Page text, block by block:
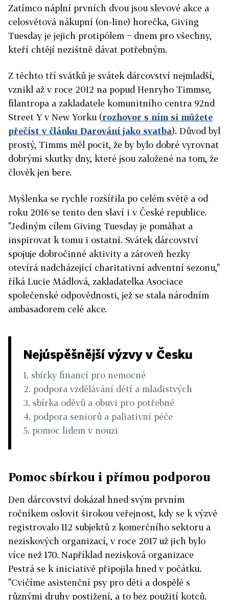
Zatímco náplní prvních dvou jsou slevové akce a
celosvětová nákupní (on-line) horečka, Giving
Tuesday je jejich protipólem − dnem pro všechny,
kteří chtějí nezištně dávat potřebným.
Z těchto tří svátků je svátek dárcovství nejmladší,
vznikl až v roce 2012 na popud Henryho Timmse,
filantropa a zakladatele komunitního centra 92nd
Street Y v New Yorku (rozhovor s ním si můžete
přečíst v článku Darování jako svatba). Důvod byl
prostý, Timms měl pocit, že by bylo dobré vyrovnat
dobrými skutky dny, které jsou založené na tom, že
člověk jen bere.
Myšlenka se rychle rozšířila po celém světě a od
roku 2016 se tento den slaví i v České republice.
"Jediným cílem Giving Tuesday je pomáhat a
inspirovat k tomu i ostatní. Svátek dárcovství
spojuje dobročinné aktivity a zároveň hezky
otevírá nadcházející charitativní adventní sezonu,"
říká Lucie Mádlová, zakladatelka Asociace
společenské odpovědnosti, jež se stala národním
ambasadorem celé akce.
Nejúspěšnější výzvy v Česku
1. sbírky financí pro nemocné
2. podpora vzdělávání dětí a mladistvých
3. sbírka oděvů a obuvi pro potřebné
4. podpora seniorů a paliativní péče
5. pomoc lidem v nouzi
Pomoc sbírkou i přímou podporou
Den dárcovství dokázal hned svým prvním
ročníkem oslovit širokou veřejnost, kdy se k výzvě
registrovalo 112 subjektů z komerčního sektoru a
neziskových organizací, v roce 2017 už jich bylo
více než 170. Například nezisková organizace
Pestrá se k iniciativě připojila hned v počátku.
"Cvičíme asistenční psy pro děti a dospělé s
různými druhy postižení, a to bez použití kotců.